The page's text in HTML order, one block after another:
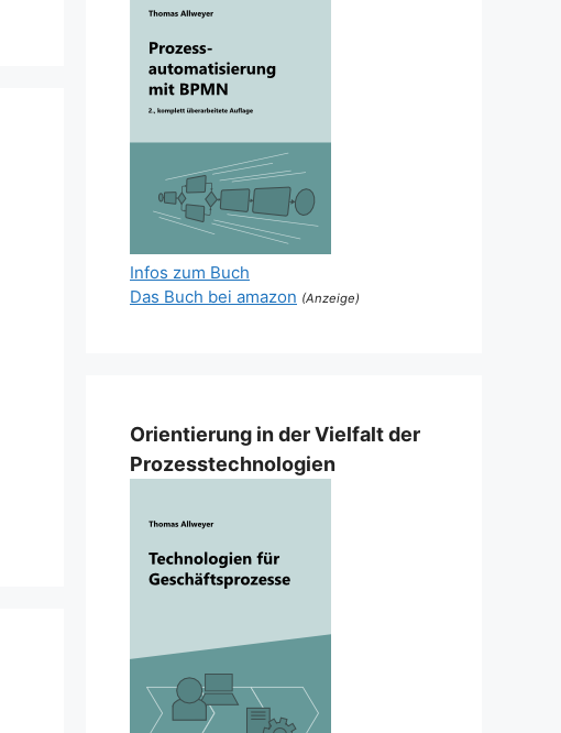
Infos zum Buch
Das Buch bei amazon (Anzeige)
Orientierung in der Vielfalt der
Prozesstechnologien